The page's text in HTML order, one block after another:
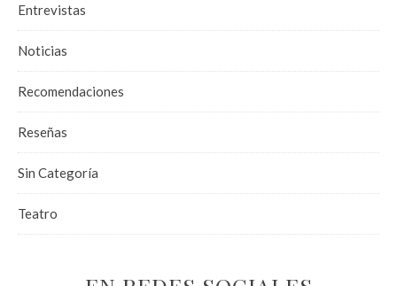
Entrevistas
Noticias
Recomendaciones
Reseñas
Sin Categoría
Teatro